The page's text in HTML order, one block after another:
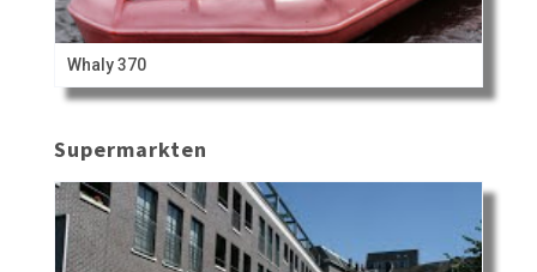
Whaly 370
Supermarkten